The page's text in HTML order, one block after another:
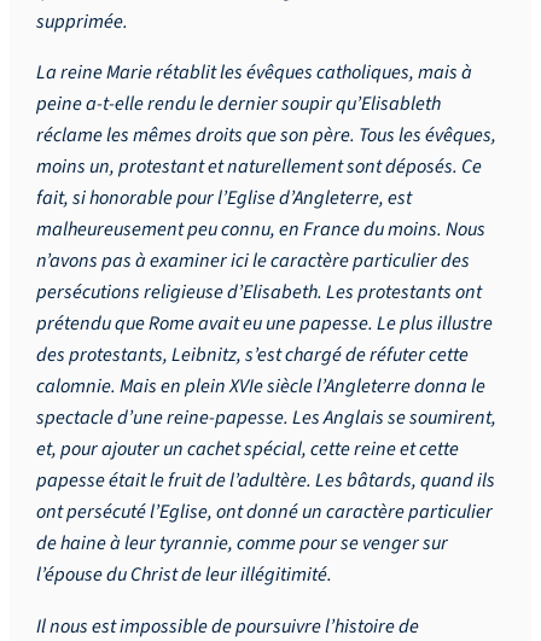
supprimée.
La reine Marie rétablit les évêques catholiques, mais à
peine a-t-elle rendu le dernier soupir qu’Elisableth
réclame les mêmes droits que son père. Tous les évêques,
moins un, protestant et naturellement sont déposés. Ce
fait, si honorable pour l’Eglise d’Angleterre, est
malheureusement peu connu, en France du moins. Nous
n’avons pas à examiner ici le caractère particulier des
persécutions religieuse d’Elisabeth. Les protestants ont
prétendu que Rome avait eu une papesse. Le plus illustre
des protestants, Leibnitz, s’est chargé de réfuter cette
calomnie. Mais en plein XVIe siècle l’Angleterre donna le
spectacle d’une reine-papesse. Les Anglais se soumirent,
et, pour ajouter un cachet spécial, cette reine et cette
papesse était le fruit de l’adultère. Les bâtards, quand ils
ont persécuté l’Eglise, ont donné un caractère particulier
de haine à leur tyrannie, comme pour se venger sur
l’épouse du Christ de leur illégitimité.
Il nous est impossible de poursuivre l’histoire de